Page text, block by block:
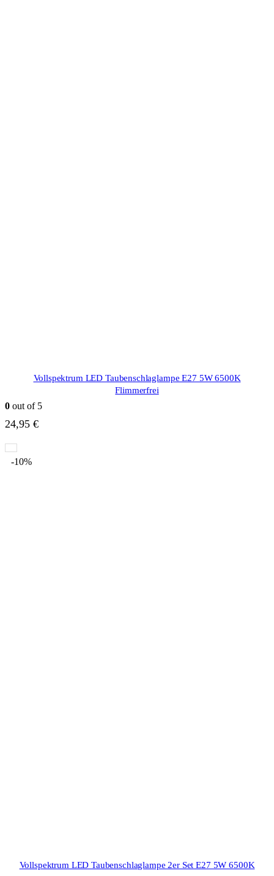
Vollspektrum LED Taubenschlaglampe E27 5W 6500K
Flimmerfrei
0 out of 5
24,95 €
-10%
Vollspektrum LED Taubenschlaglampe 2er Set E27 5W 6500K